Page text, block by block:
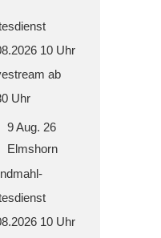
10 Uhr
ab
Uhr
9 Aug. 26
Elmshorn
10 Uhr